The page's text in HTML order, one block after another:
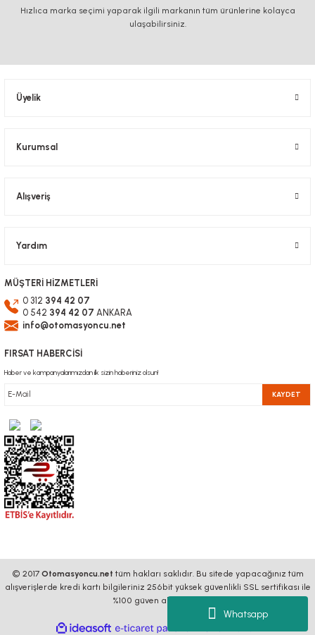
Whatsapp
Hızlıca marka seçimi yaparak ilgili markanın tüm ürünlerine kolayca
ulaşabilirsiniz.
Üyelik
Kurumsal
Alışveriş
Yardım
MÜŞTERİ HİZMETLERİ
0 312 394 42 07
0 542 394 42 07 ANKARA
info@otomasyoncu.net
FIRSAT HABERCİSİ
Haber ve kampanyalarımızdan ilk sizin haberiniz olsun!
KAYDET
© 2017 Otomasyoncu.net tüm hakları saklıdır. Bu sitede yapacağınız tüm
alışverişlerde kredi kartı bilgileriniz 256bit yüksek güvenlikli SSL sertifikası ile
%100 güven altındadır.
ideasoft